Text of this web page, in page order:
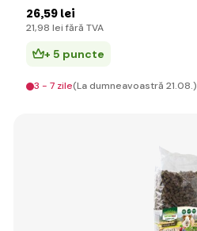
26,59 lei
21,98 lei fără TVA
+ 5 puncte
3 - 7 zile(La dumneavoastră 21.08.)